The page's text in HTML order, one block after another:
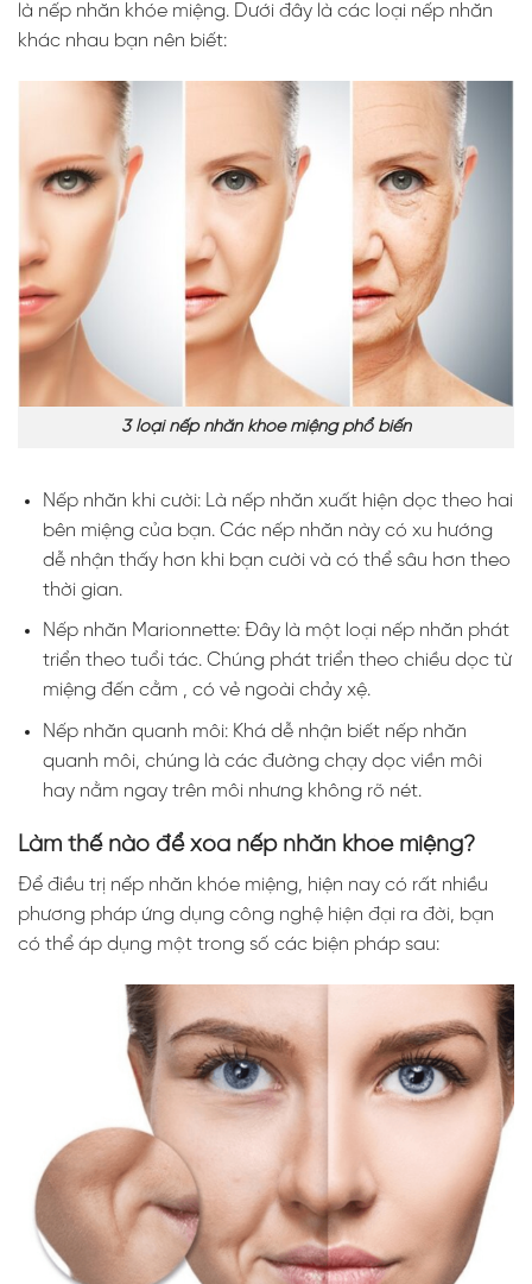
là nếp nhăn khóe miệng. Dưới đây là các loại nếp nhăn
khác nhau bạn nên biết:
3 loại nếp nhăn khóe miệng phổ biến
Nếp nhăn khi cười: Là nếp nhăn xuất hiện dọc theo hai
bên miệng của bạn. Các nếp nhăn này có xu hướng
dễ nhận thấy hơn khi bạn cười và có thể sâu hơn theo
thời gian.
Nếp nhăn Marionnette: Đây là một loại nếp nhăn phát
triển theo tuổi tác. Chúng phát triển theo chiều dọc từ
miệng đến cằm , có vẻ ngoài chảy xệ.
Nếp nhăn quanh môi: Khá dễ nhận biết nếp nhăn
quanh môi, chúng là các đường chạy dọc viền môi
hay nằm ngay trên môi nhưng không rõ nét.
Làm thế nào để xóa nếp nhăn khóe miệng?
Để điều trị nếp nhăn khóe miệng, hiện nay có rất nhiều
phương pháp ứng dụng công nghệ hiện đại ra đời, bạn
có thể áp dụng một trong số các biện pháp sau: